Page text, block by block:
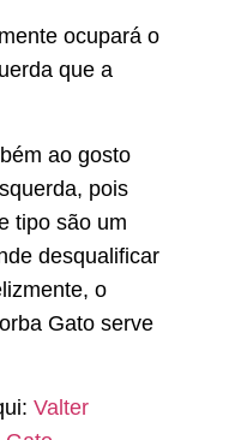
ocupará o
que a
ao gosto
pois
tipo são um
desqualificar
o
Gato serve
Valter